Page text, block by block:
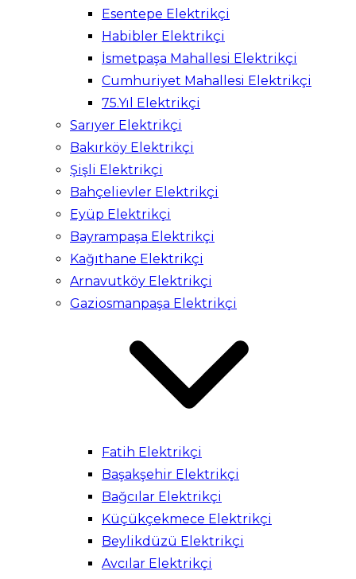
Esentepe Elektrikçi
Habibler Elektrikçi
İsmetpaşa Mahallesi Elektrikçi
Cumhuriyet Mahallesi Elektrikçi
75.Yıl Elektrikçi
Sarıyer Elektrikçi
Bakırköy Elektrikçi
Şişli Elektrikçi
Bahçelievler Elektrikçi
Eyüp Elektrikçi
Bayrampaşa Elektrikçi
Kağıthane Elektrikçi
Arnavutköy Elektrikçi
Gaziosmanpaşa Elektrikçi
Fatih Elektrikçi
Başakşehir Elektrikçi
Bağcılar Elektrikçi
Küçükçekmece Elektrikçi
Beylikdüzü Elektrikçi
Avcılar Elektrikçi